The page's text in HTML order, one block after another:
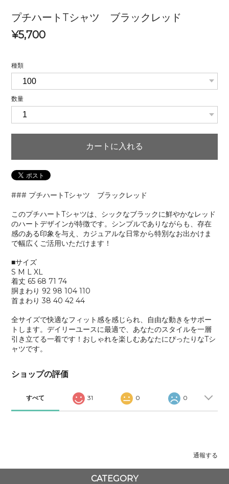
プチハートTシャツ ブラックレッド
¥5,700
種類
数量
カートに入れる
### プチハートTシャツ ブラックレッド
このプチハートTシャツは、シックなブラックに鮮やかなレッド
のハートデザインが特徴です。シンプルでありながらも、存在
感のある印象を与え、カジュアルな日常から特別なお出かけま
で幅広くご活用いただけます！
■サイズ
S M L XL
着丈 65 68 71 74
胴まわり 92 98 104 110
首まわり 38 40 42 44
全サイズで快適なフィット感を感じられ、自由な動きをサポー
トします。デイリーユースに最適で、あなたのスタイルを一層
引き立てる一着です！おしゃれを楽しむあなたにぴったりなTシ
ャツです。
ショップの評価
すべて 31 0 0
通報する
CATEGORY